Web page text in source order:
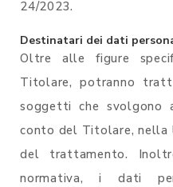
24/2023.
Destinatari dei dati
Oltre alle figure
Titolare, potranno
soggetti che svolgono
conto del Titolare, nella
del trattamento.
normativa, i dati